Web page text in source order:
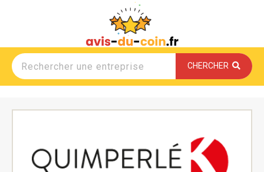
CHERCHER